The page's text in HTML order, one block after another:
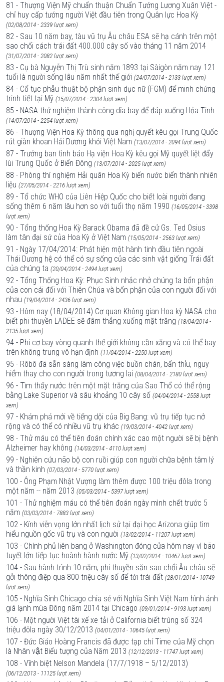
81 - Thượng Viện Mỹ chuẩn thuận Chuẩn Tướng Lương Xuân Việt -
chỉ huy cấp tướng người Việt đầu tiên trong Quân lực Hoa Kỳ
(02/08/2014 - 2339 lượt xem)
82 - Sau 10 năm bay, tàu vũ trụ Âu châu ESA sẽ hạ cánh trên một
sao chổi cách trái đất 400.000 cây số vào tháng 11 năm 2014
(31/07/2014 - 2082 lượt xem)
83 - Cụ bà Nguyễn Thị Trù sinh năm 1893 tại Sàigòn năm nay 121
tuổi là người sống lâu năm nhất thế giới (24/07/2014 - 2133 lượt xem)
84 - Cổ tục phẫu thuật bộ phận sinh dục nữ (FGM) để minh chứng
trinh tiết tại Mỹ (15/07/2014 - 2304 lượt xem)
85 - NASA thử nghiệm thành công dĩa bay để đáp xuống Hỏa Tinh
(14/07/2014 - 2254 lượt xem)
86 - Thượng Viện Hoa Kỳ thông qua nghị quyết kêu gọi Trung Quốc
rút giàn khoan Hải Dương khỏi Việt Nam (13/07/2014 - 2094 lượt xem)
87 - Trưởng ban tình báo Hạ viện Hoa Kỳ kêu gọi Mỹ quyết liệt đẩy
lùi Trung Quốc ở Biển Đông (13/07/2014 - 2025 lượt xem)
88 - Phòng thí nghiệm Hải quân Hoa Kỳ biến nước biển thành nhiên
liệu (27/05/2014 - 2216 lượt xem)
89 - Tổ chức WHO của Liên Hiệp Quốc cho biết loài người đang
sống thêm 6 năm lâu hơn so với tuổi thọ năm 1990 (16/05/2014 - 3398
lượt xem)
90 - Tổng thống Hoa Kỳ Barack Obama đã đề cử Gs. Ted Osius
làm tân đại sứ của Hoa Kỳ ở Việt Nam (15/05/2014 - 2563 lượt xem)
91 - Ngày 17/04/2014: Phát hiện một hành tinh đầu tiên ngoài
Thái Dương hệ có thể có sự sống của các sinh vật giống Trái đất
của chúng ta (20/04/2014 - 2494 lượt xem)
92 - Tổng Thống Hoa Kỳ: Phục Sinh nhắc nhở chúng ta bổn phận
của con cái đối với Thiên Chúa và bổn phận của con người đối với
nhau (19/04/2014 - 2436 lượt xem)
93 - Hôm nay (18/04/2014) Cơ quan Không gian Hoa kỳ NASA cho
biết phi thuyền LADEE sẽ đâm thẳng xuống mặt trăng (18/04/2014 -
2135 lượt xem)
94 - Phi cơ bay vòng quanh thế giới không cần xăng và có thể bay
trên không trung vô hạn định (11/04/2014 - 2250 lượt xem)
95 - Rôbô đã sẵn sàng làm công việc buồn chán, bẩn thỉu, nguy
hiểm thay cho con người trong tương lai (08/04/2014 - 2180 lượt xem)
96 - Tìm thấy nước trên một mặt trăng của Sao Thổ có thể rộng
bằng Lake Superior và sâu khoảng 10 cây số (04/04/2014 - 2558 lượt
xem)
97 - Khám phá mới về tiếng dội của Big Bang: vũ trụ tiếp tục nở
rộng và có thể có nhiều vũ trụ khác (19/03/2014 - 4042 lượt xem)
98 - Thử máu có thể tiên đoán chính xác cao một người sẽ bị bệnh
Alzheimer hay không (14/03/2014 - 4110 lượt xem)
99 - Nghiên cứu não bộ con ruồi giúp con người chữa bệnh tâm lý
và thần kinh (07/03/2014 - 5770 lượt xem)
100 - Ông Phạm Nhật Vượng làm thêm được 100 triệu đôla trong
một năm -- năm 2013 (05/03/2014 - 5397 lượt xem)
101 - Thử nghiệm máu có thể tiên đoán ngày mình chết trước 5
năm (03/03/2014 - 7883 lượt xem)
102 - Kính viễn vọng lớn nhất lịch sử tại đại học Arizona giúp tìm
hiểu nguồn gốc vũ trụ và con người (13/02/2014 - 11207 lượt xem)
103 - Chính phủ liên bang ở Washington đóng cửa hôm nay vì bão
tuyết lớn tiếp tục hoành hành nước Mỹ (13/02/2014 - 10467 lượt xem)
104 - Sau hành trình 10 năm, phi thuyền săn sao chổi Âu châu sẽ
gởi thông điệp qua 800 triệu cây số để tới trái đất (28/01/2014 - 10749
lượt xem)
105 - Nghĩa Sinh Chicago chia sẻ với Nghĩa Sinh Việt Nam hình ảnh
giá lạnh mùa Đông năm 2014 tại Chicago (09/01/2014 - 9193 lượt xem)
106 - Một người Việt tài xế xe tải ở California biết trúng số 324
triệu đôla ngày 30/12/2013 (04/01/2014 - 10645 lượt xem)
107 - Đức Giáo Hoàng Francis đã được tạp chí Time của Mỹ chọn
là Nhân vật Biểu tượng của Năm 2013 (12/12/2013 - 11747 lượt xem)
108 - Vĩnh biệt Nelson Mandela (17/7/1918 – 5/12/2013)
(06/12/2013 - 11125 lượt xem)